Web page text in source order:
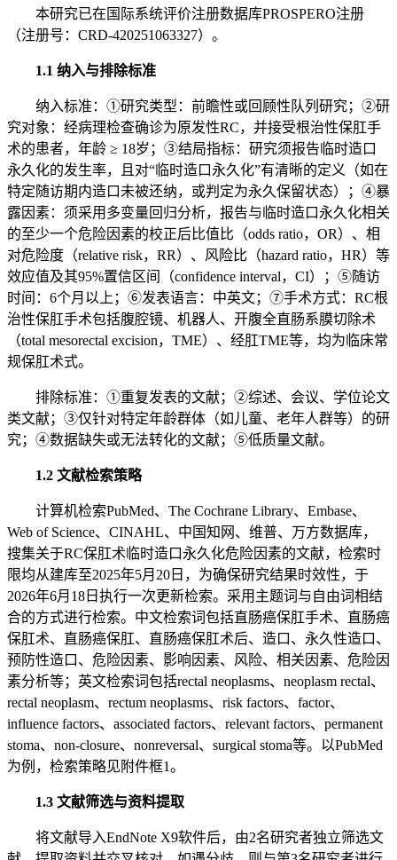
本研究已在国际系统评价注册数据库PROSPERO注册
（注册号：CRD-420251063327）。
1.1 纳入与排除标准
纳入标准：①研究类型：前瞻性或回顾性队列研究；②研
究对象：经病理检查确诊为原发性RC，并接受根治性保肛手
术的患者，年龄 ≥ 18岁；③结局指标：研究须报告临时造口
永久化的发生率，且对“临时造口永久化”有清晰的定义（如在
特定随访期内造口未被还纳，或判定为永久保留状态）；④暴
露因素：须采用多变量回归分析，报告与临时造口永久化相关
的至少一个危险因素的校正后比值比（odds ratio，OR）、相
对危险度（relative risk，RR）、风险比（hazard ratio，HR）等
效应值及其95%置信区间（confidence interval，CI）；⑤随访
时间：6个月以上；⑥发表语言：中英文；⑦手术方式：RC根
治性保肛手术包括腹腔镜、机器人、开腹全直肠系膜切除术
（total mesorectal excision，TME）、经肛TME等，均为临床常
规保肛术式。
排除标准：①重复发表的文献；②综述、会议、学位论文
类文献；③仅针对特定年龄群体（如儿童、老年人群等）的研
究；④数据缺失或无法转化的文献；⑤低质量文献。
1.2 文献检索策略
计算机检索PubMed、The Cochrane Library、Embase、
Web of Science、CINAHL、中国知网、维普、万方数据库，
搜集关于RC保肛术临时造口永久化危险因素的文献，检索时
限均从建库至2025年5月20日，为确保研究结果时效性，于
2026年6月18日执行一次更新检索。采用主题词与自由词相结
合的方式进行检索。中文检索词包括直肠癌保肛手术、直肠癌
保肛术、直肠癌保肛、直肠癌保肛术后、造口、永久性造口、
预防性造口、危险因素、影响因素、风险、相关因素、危险因
素分析等；英文检索词包括rectal neoplasms、neoplasm rectal、
rectal neoplasm、rectum neoplasms、risk factors、factor、
influence factors、associated factors、relevant factors、permanent
stoma、non-closure、nonreversal、surgical stoma等。以PubMed
为例，检索策略见附件框1。
1.3 文献筛选与资料提取
将文献导入EndNote X9软件后，由2名研究者独立筛选文